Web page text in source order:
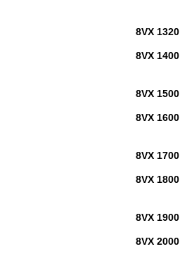
8VX 1320
8VX 1400
8VX 1500
8VX 1600
8VX 1700
8VX 1800
8VX 1900
8VX 2000